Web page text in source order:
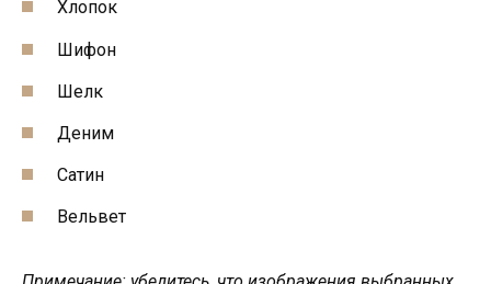
Хлопок
Шифон
Шелк
Деним
Сатин
Вельвет